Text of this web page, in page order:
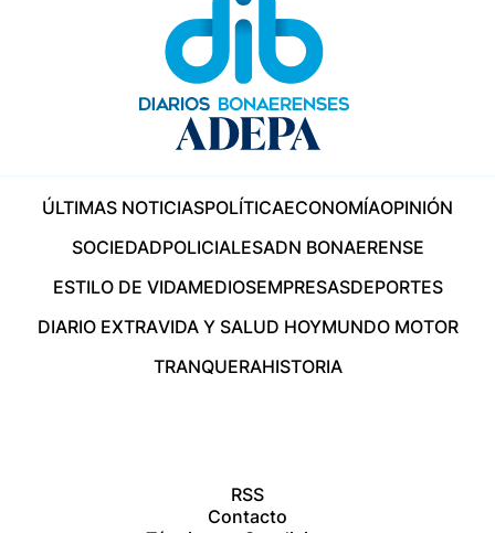
ÚLTIMAS NOTICIASPOLÍTICAECONOMÍAOPINIÓN
SOCIEDADPOLICIALESADN BONAERENSE
ESTILO DE VIDAMEDIOSEMPRESASDEPORTES
DIARIO EXTRAVIDA Y SALUD HOYMUNDO MOTOR
TRANQUERAHISTORIA
RSS
Contacto